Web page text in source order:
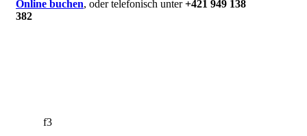
Online buchen, oder telefonisch unter+421 949 138
382